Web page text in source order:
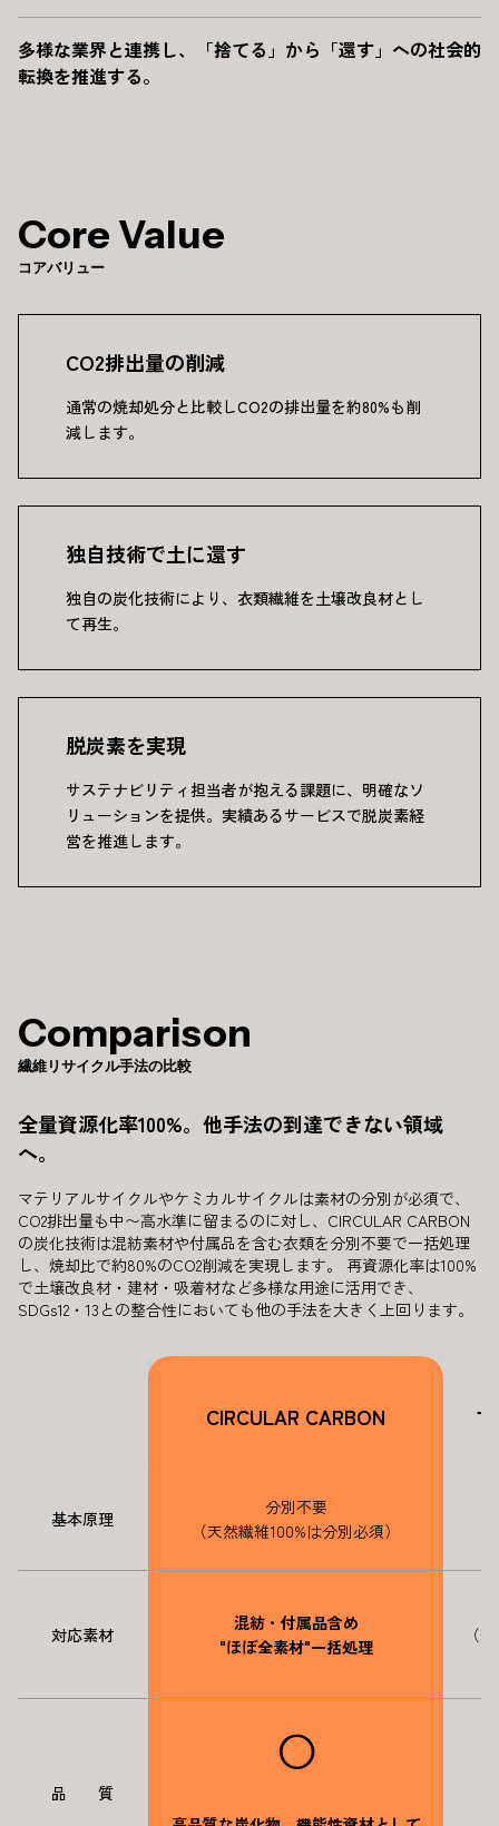
多様な業界と連携し、「捨てる」から「還す」への社会的
転換を推進する。
Core Value
コアバリュー
CO2排出量の削減
通常の焼却処分と比較しCO2の排出量を約80%も削
減します。
独自技術で土に還す
独自の炭化技術により、衣類繊維を土壌改良材とし
て再生。
脱炭素を実現
サステナビリティ担当者が抱える課題に、明確なソ
リューションを提供。実績あるサービスで脱炭素経
営を推進します。
Comparison
繊維リサイクル手法の比較
全量資源化率100%。他手法の到達できない領域
へ。
マテリアルサイクルやケミカルサイクルは素材の分別が必須で、
CO2排出量も中〜高水準に留まるのに対し、CIRCULAR CARBON
の炭化技術は混紡素材や付属品を含む衣類を分別不要で一括処理
し、焼却比で約80%のCO2削減を実現します。 再資源化率は100%
で土壌改良材・建材・吸着材など多様な用途に活用でき、
SDGs12・13との整合性においても他の手法を大きく上回ります。
CIRCULAR CARBON
基本原理
分別不要
（天然繊維100%は分別必須）
対応素材
混紡・付属品含め
"ほぼ全素材"一括処理
（
品 質
◯